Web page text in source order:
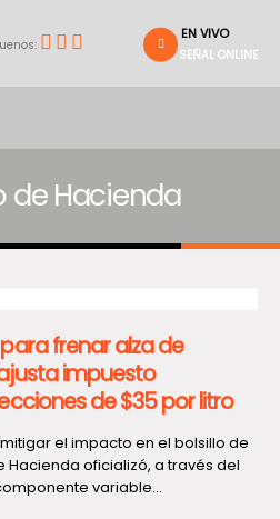
EN VIVO
SEÑAL ONLINE
de Hacienda
frenar alza de
impuesto
de $35 por litro
el impacto en el bolsillo de
Hacienda oficializó, a través del
variable...